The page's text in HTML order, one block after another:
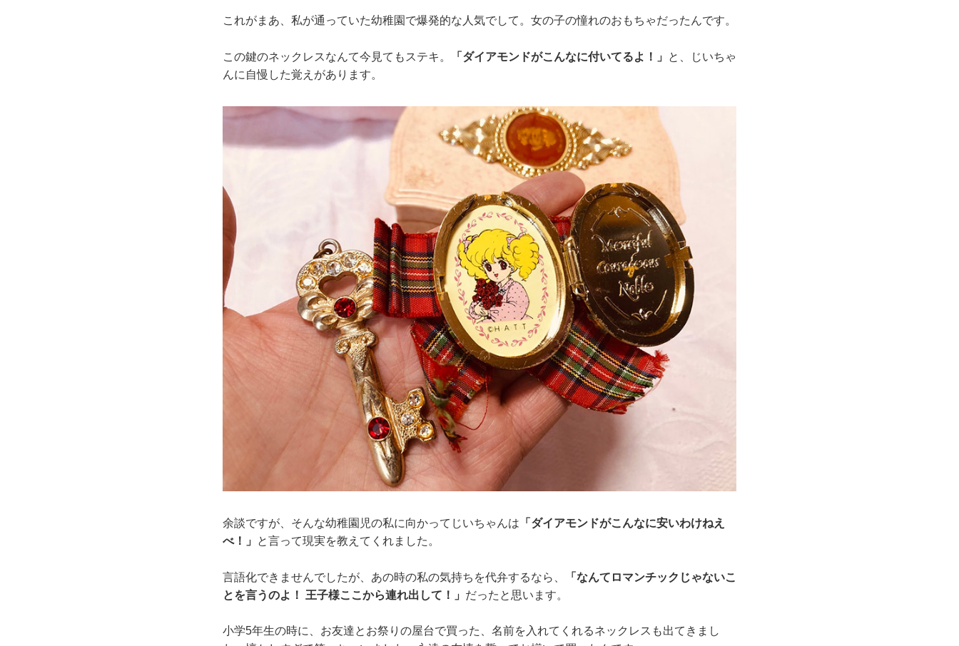
これがまあ、私が通っていた幼稚園で爆発的な人気でして。女の子の憧れのおもちゃだったんです。
この鍵のネックレスなんて今見てもステキ。 「ダイアモンドがこんなに付いてるよ！」
と、じいちゃ
んに自慢した覚えがあります。
余談ですが、そんな幼稚園児の私に向かってじいちゃんは 「ダイアモンドがこんなに安いわけねえ
べ！」
と言って現実を教えてくれました。
言語化できませんでしたが、あの時の私の気持ちを代弁するなら、
「なんてロマンチックじゃないこ
とを言うのよ！ 王子様ここから連れ出して！」 だったと思います。
小学5年生の時に、お友達とお祭りの屋台で買った、名前を入れてくれるネックレスも出てきまし